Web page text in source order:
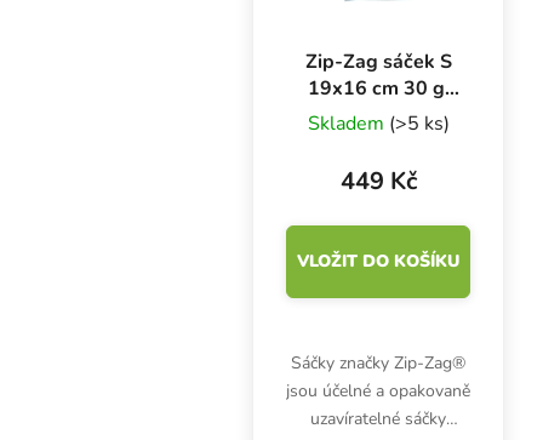
Zip-Zag sáček S
19x16 cm 30 g,
25 ks
Skladem (>5 ks)
449 Kč
VLOŽIT DO KOŠÍKU
Sáčky značky Zip-Zag®
jsou účelné a opakovaně
uzavíratelné sáčky